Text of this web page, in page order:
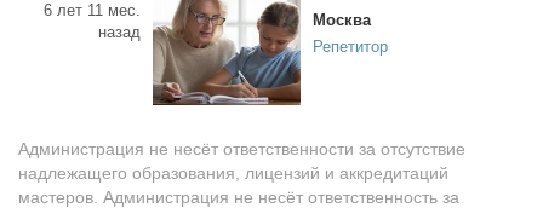
6 лет 11 мес.
назад
Москва
Репетитор
Администрация не несёт ответственности за отсутствие
надлежащего образования, лицензий и аккредитаций
мастеров. Администрация не несёт ответственность за